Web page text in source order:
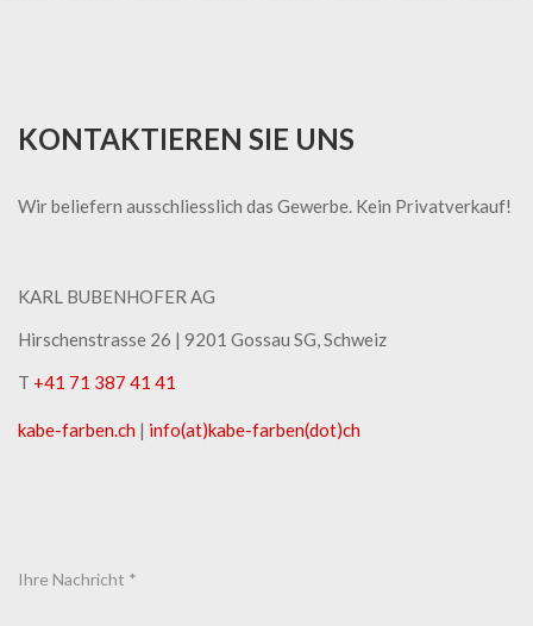
KONTAKTIEREN SIE UNS
Wir beliefern ausschliesslich das Gewerbe. Kein Privatverkauf!
KARL BUBENHOFER AG
Hirschenstrasse 26 | ​9201 Gossau SG, Schweiz
T +41 71 387 41 41
kabe-​farben.ch | info(at)kabe-​farben(dot)ch